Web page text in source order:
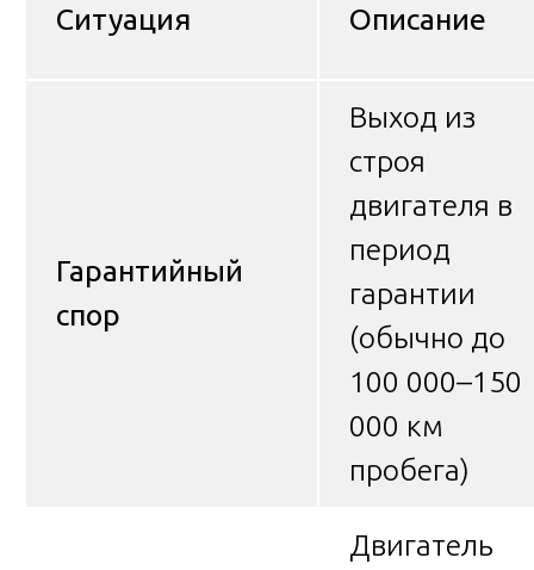
Ситуация Описание
Гарантийный
спор
Выход из
строя
двигателя в
период
гарантии
(обычно до
100 000–150
000 км
пробега)
Двигатель